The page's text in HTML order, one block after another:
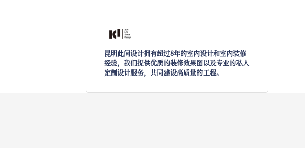
昆明此间设计拥有超过8年的室内设计和室内装修
经验，我们提供优质的装修效果图以及专业的私人
定制设计服务，共同建设高质量的工程。